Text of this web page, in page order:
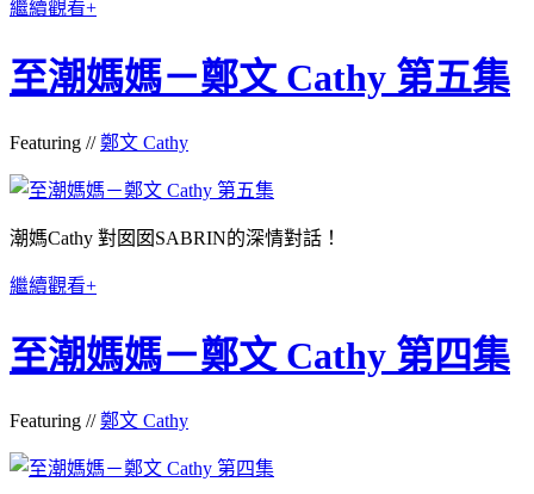
繼續觀看+
至潮媽媽－鄭文 Cathy 第五集
Featuring //鄭文 Cathy
潮媽Cathy 對囡囡SABRIN的深情對話！
繼續觀看+
至潮媽媽－鄭文 Cathy 第四集
Featuring //鄭文 Cathy